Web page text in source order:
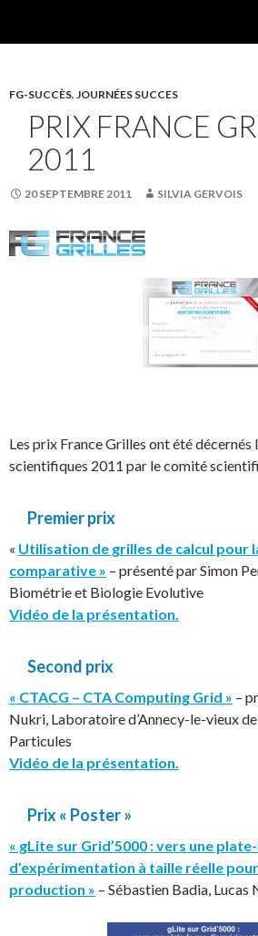
FG-SUCCÈS, JOURNÉES SUCCES
PRIX FRANCE
2011
20 SEPTEMBRE 2011 SILVIA GERVOIS
Les prix France Grilles ont été décernés
scientifiques 2011 par le comité
Premier prix
« Utilisation de grilles de calcul pour
comparative » – présenté par Simon
Biométrie et Biologie Evolutive
Vidéo de la présentation.
Second prix
« CTACG – CTA Computing Grid » –
Nukri, Laboratoire d’Annecy-le-vieux
Particules
Vidéo de la présentation.
Prix « Poster »
« gLite sur Grid’5000 : vers une
d’expérimentation à taille réelle
production » – Sébastien Badia, Lucas